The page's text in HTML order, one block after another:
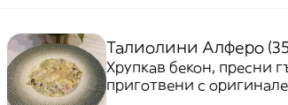
Талиолини Алферо
Хрупкав бекон, пресни
приготвени с